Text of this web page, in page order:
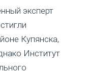
эксперт
Купянска,
Институт